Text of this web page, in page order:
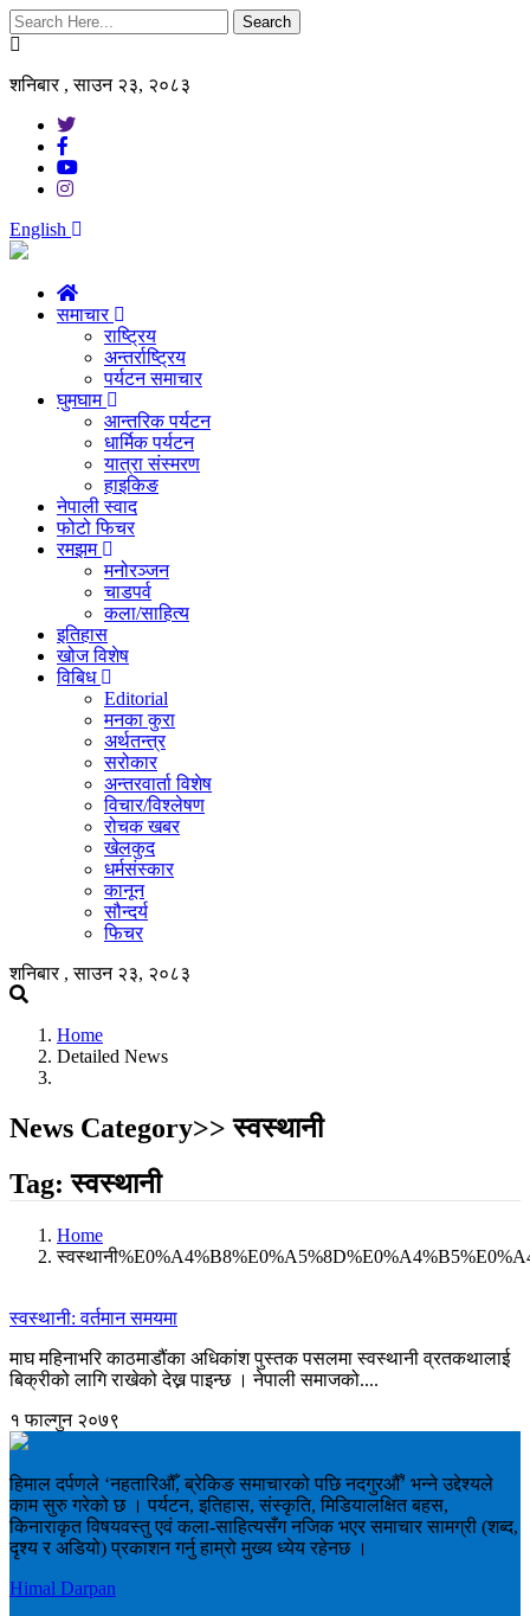
Search
शनिबार , साउन २३, २०८३
English
समाचार
राष्ट्रिय
अन्तर्राष्ट्रिय
पर्यटन समाचार
घुमघाम
आन्तरिक पर्यटन
धार्मिक पर्यटन
यात्रा संस्मरण
हाइकिङ
नेपाली स्वाद
फोटो फिचर
रमझम
मनोरञ्जन
चाडपर्व
कला/साहित्य
इतिहास
खोज विशेष
विबिध
Editorial
मनका कुरा
अर्थतन्त्र
सरोकार
अन्तरवार्ता विशेष
विचार/विश्लेषण
रोचक खबर
खेलकुद
धर्मसंस्कार
कानून
सौन्दर्य
फिचर
शनिबार , साउन २३, २०८३
Home
Detailed News
News Category>> स्वस्थानी
Tag: स्वस्थानी
Home
स्वस्थानी: वर्तमान समयमा
माघ महिनाभरि काठमाडौंका अधिकांश पुस्तक पसलमा स्वस्थानी व्रतकथालाई
बिक्रीको लागि राखेको देख्न पाइन्छ । नेपाली समाजको....
१ फाल्गुन २०७९
हिमाल दर्पणले ‘नहतारिऔँ, ब्रेकिङ समाचारको पछि नदगुरऔँ’ भन्ने उद्देश्यले
काम सुरु गरेको छ । पर्यटन, इतिहास, संस्कृति, मिडियालक्षित बहस,
किनाराकृत विषयवस्तु एवं कला-साहित्यसँग नजिक भएर समाचार सामग्री (शब्द,
दृश्य र अडियो) प्रकाशन गर्नु हाम्रो मुख्य ध्येय रहेनछ ।
Himal Darpan